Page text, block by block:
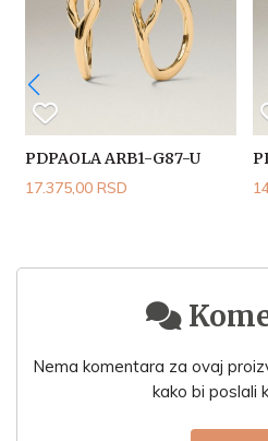
PDPAOLA ARB1-G87-U
17.375,00 RSD
Nema komentara za ovaj
kako bi poslali